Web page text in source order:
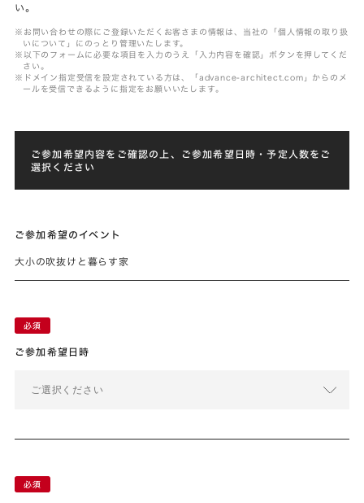
い。
※お問い合わせの際にご登録いただくお客さまの情報は、当社の「個人情報の取り扱
いについて」にのっとり管理いたします。
※以下のフォームに必要な項目を入力のうえ「入力内容を確認」ボタンを押してくだ
さい。
※ドメイン指定受信を設定されている方は、「advance-architect.com」からのメ
ールを受信できるように指定をお願いいたします。
ご参加希望内容をご確認の上、ご参加希望日時・予定人数をご
選択ください
ご参加希望のイベント
大小の吹抜けと暮らす家
ご参加希望日時
ご選択ください